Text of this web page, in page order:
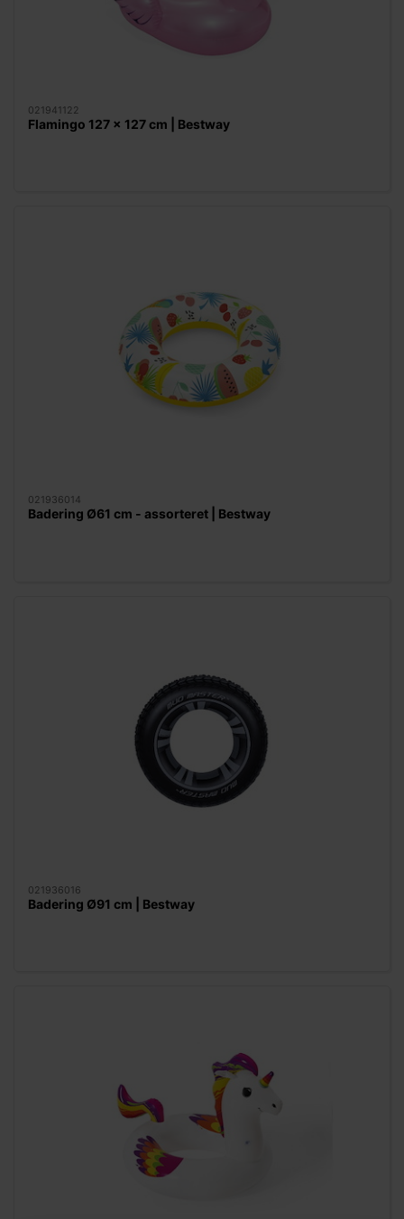
021941122
Flamingo 127 x 127 cm | Bestway
021936014
Badering Ø61 cm - assorteret | Bestway
021936016
Badering Ø91 cm | Bestway